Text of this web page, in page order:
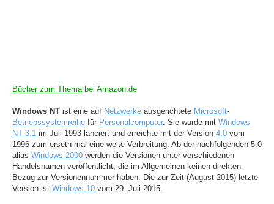
Bücher zum Themabei Amazon.de
Windows NT ist eine auf Netzwerke ausgerichtete Microsoft-
Betriebssystemreihe für Personalcomputer. Sie wurde mit Windows
NT 3.1 im Juli 1993 lanciert und erreichte mit der Version 4.0 vom
1996 zum ersetn mal eine weite Verbreitung. Ab der nachfolgenden 5.0
alias Windows 2000 werden die Versionen unter verschiedenen
Handelsnamen veröffentlicht, die im Allgemeinen keinen direkten
Bezug zur Versionennummer haben. Die zur Zeit (August 2015) letzte
Version ist Windows 10 vom 29. Juli 2015.